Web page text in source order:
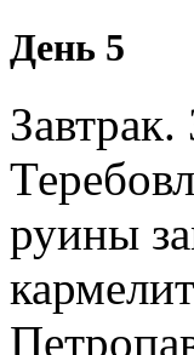
День 5
руины